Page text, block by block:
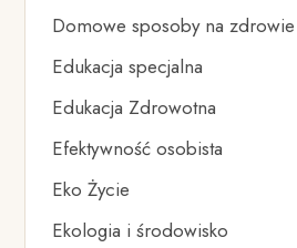
Domowe sposoby na zdrowie
Edukacja specjalna
Edukacja Zdrowotna
Efektywność osobista
Eko Życie
Ekologia i środowisko